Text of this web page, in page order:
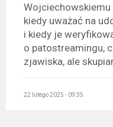
kiedy uważać na
i kiedy je
o patostreamingu,
zjawiska, ale
22 lutego 2025 - 09:35